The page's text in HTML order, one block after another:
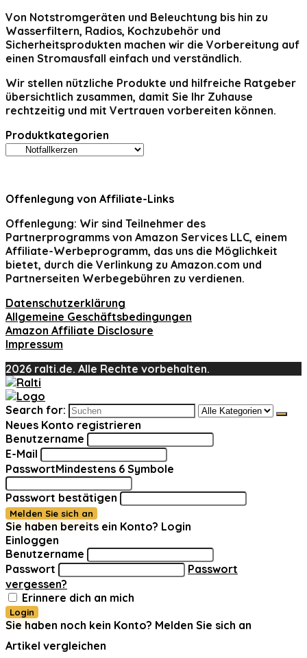
Von Notstromgeräten und Beleuchtung bis hin zu
Wasserfiltern, Radios, Kochzubehör und
Sicherheitsprodukten machen wir die Vorbereitung auf
einen Stromausfall einfach und verständlich.
Wir stellen nützliche Produkte und hilfreiche Ratgeber
übersichtlich zusammen, damit Sie Ihr Zuhause
rechtzeitig und mit Vertrauen vorbereiten können.
Produktkategorien
Offenlegung von Affiliate-Links
Offenlegung: Wir sind Teilnehmer des
Partnerprogramms von Amazon Services LLC, einem
Affiliate-Werbeprogramm, das uns die Möglichkeit
bietet, durch die Verlinkung zu Amazon.com und
Partnerseiten Werbegebühren zu verdienen.
Datenschutzerklärung
Allgemeine Geschäftsbedingungen
Amazon Affiliate Disclosure
Impressum
2026 ralti.de. Alle Rechte vorbehalten.
Search for:
Neues Konto registrieren
Benutzername
E-Mail
PasswortMindestens 6 Symbole
Passwort bestätigen
Melden Sie sich an
Sie haben bereits ein Konto? Login
Einloggen
Benutzername
Passwort
Passwort
vergessen?
Erinnere dich an mich
Login
Sie haben noch kein Konto? Melden Sie sich an
Artikel vergleichen